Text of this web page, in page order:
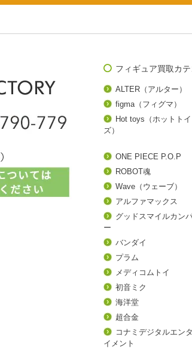
フィギュア買取カ
ALTER（アルター）
figma（フィグマ）
Hot toys（ホットトイ
ズ）
ONE PIECE P.O.P
ROBOT魂
Wave（ウェーブ）
アルファマックス
グッドスマイルカン
ー
バンダイ
プラム
メディコムトイ
初音ミク
海洋堂
超合金
コナミデジタルエン
イメント